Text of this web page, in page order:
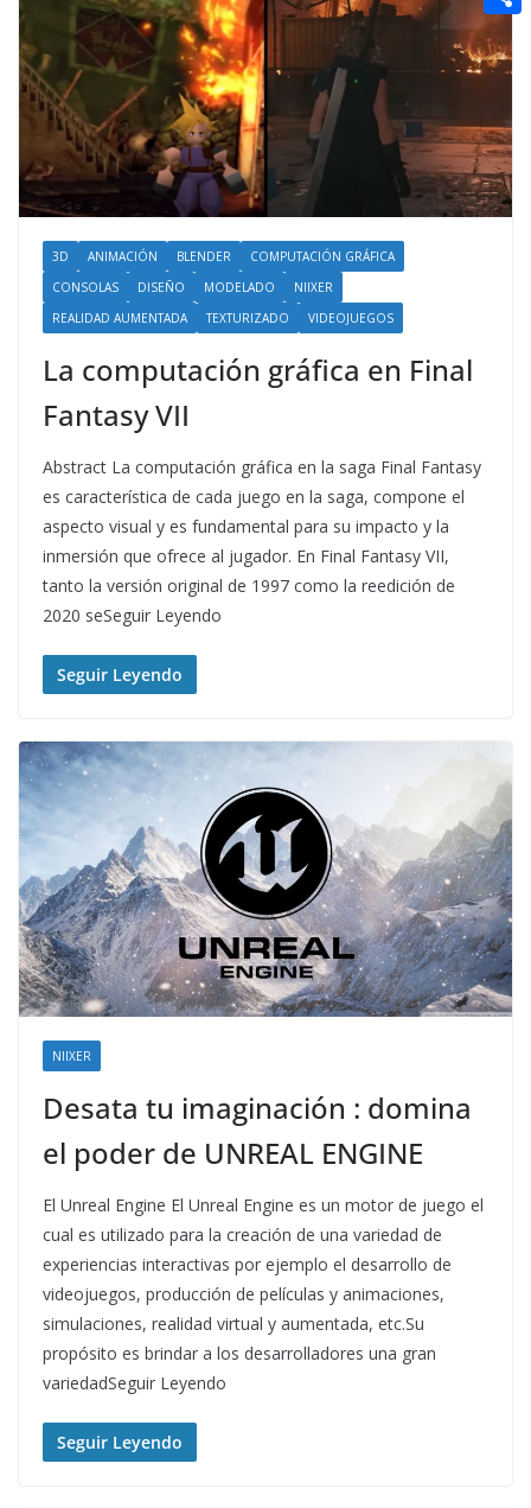
3D ANIMACIÓN BLENDER
COMPUTACIÓN GRÁFICA
CONSOLAS
DISEÑO MODELADO
NIIXER
REALIDAD AUMENTADA
TEXTURIZADO VIDEOJUEGOS
La computación gráfica en Final
Fantasy VII
Abstract La computación gráfica en la saga Final Fantasy
es característica de cada juego en la saga, compone el
aspecto visual y es fundamental para su impacto y la
inmersión que ofrece al jugador. En Final Fantasy VII,
tanto la versión original de 1997 como la reedición de
2020 seSeguir Leyendo
Seguir Leyendo
NIIXER
Desata tu imaginación : domina
el poder de UNREAL ENGINE
El Unreal Engine El Unreal Engine es un motor de juego el
cual es utilizado para la creación de una variedad de
experiencias interactivas por ejemplo el desarrollo de
videojuegos, producción de películas y animaciones,
simulaciones, realidad virtual y aumentada, etc.Su
propósito es brindar a los desarrolladores una gran
variedadSeguir Leyendo
Seguir Leyendo
n
g
e
e
r
e
r
s
t
a
i
e
d
i
t
C
o
p
a
r